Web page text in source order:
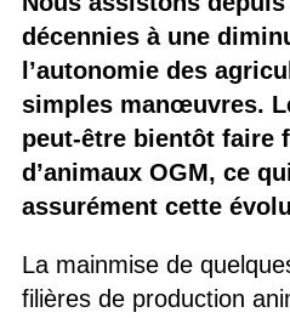
décennies à une
l’autonomie des
simples manœuvres.
peut-être bientôt faire
d’animaux OGM, ce
assurément cette
La mainmise de
filières de production